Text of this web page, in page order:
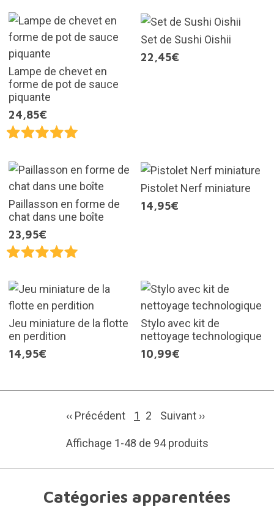
Lampe de chevet en
forme de pot de sauce
piquante
24,85€
Set de Sushi Oishii
22,45€
Paillasson en forme de
chat dans une boîte
23,95€
Pistolet Nerf miniature
14,95€
Jeu miniature de la flotte
en perdition
14,95€
Stylo avec kit de
nettoyage technologique
10,99€
‹‹ Précédent 1 2 Suivant ››
Affichage 1-48 de 94 produits
Catégories apparentées